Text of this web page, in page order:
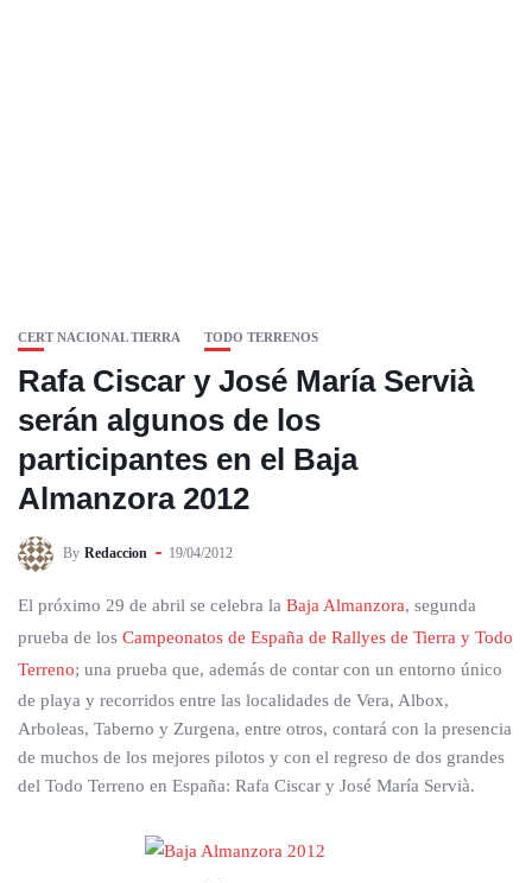
CERT NACIONAL TIERRA TODO TERRENOS
Rafa Ciscar y José María Servià
serán algunos de los
participantes en el Baja
Almanzora 2012
By Redaccion 19/04/2012
El próximo 29 de abril se celebra la Baja Almanzora, segunda
prueba de los Campeonatos de España de Rallyes de Tierra y Todo
Terreno; una prueba que, además de contar con un entorno único
de playa y recorridos entre las localidades de Vera, Albox,
Arboleas, Taberno y Zurgena, entre otros, contará con la presencia
de muchos de los mejores pilotos y con el regreso de dos grandes
del Todo Terreno en España: Rafa Ciscar y José María Servià.